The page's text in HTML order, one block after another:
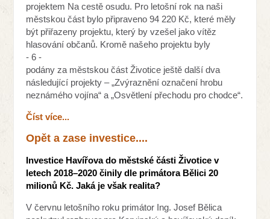
projektem Na cestě osudu. Pro letošní rok na naši
městskou část bylo připraveno 94 220 Kč, které měly
být přiřazeny projektu, který by vzešel jako vítěz
hlasování občanů. Kromě našeho projektu byly
- 6 -
podány za městskou část Životice ještě další dva
následující projekty – „Zvýraznění označení hrobu
neznámého vojína“ a „Osvětlení přechodu pro chodce“.
Číst více...
Opět a zase investice....
Investice Havířova do městské části Životice v
letech 2018–2020 činily dle primátora Bělici 20
milionů Kč. Jaká je však realita?
V červnu letošního roku primátor Ing. Josef Bělica